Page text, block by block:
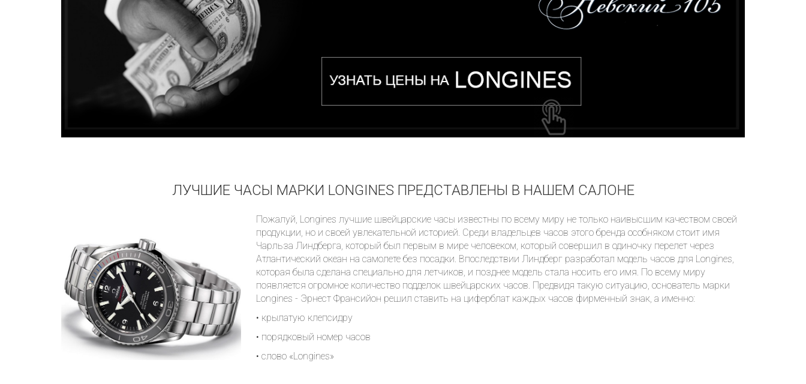
ЛУЧШИЕ ЧАСЫ МАРКИ LONGINES ПРЕДСТАВЛЕНЫ В НАШЕМ САЛОНЕ
Пожалуй, Longines лучшие швейцарские часы известны по всему миру не только наивысшим качеством своей
продукции, но и своей увлекательной историей. Среди владельцев часов этого бренда особняком стоит имя
Чарльза Линдберга, который был первым в мире человеком, который совершил в одиночку перелет через
Атлантический океан на самолете без посадки. Впоследствии Линдберг разработал модель часов для Longines,
которая была сделана специально для летчиков, и позднее модель стала носить его имя. По всему миру
появляется огромное количество подделок швейцарских часов. Предвидя такую ситуацию, основатель марки
Longines - Эрнест Франсийон решил ставить на циферблат каждых часов фирменный знак, а именно:
• крылатую клепсидру
• порядковый номер часов
• слово «Longines»
Получать на почту